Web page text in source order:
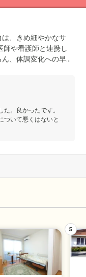
、きめ細やかなサ
や看護師と連携し
、体調変化への早
。良かったです。
ついて悪くはないと
5